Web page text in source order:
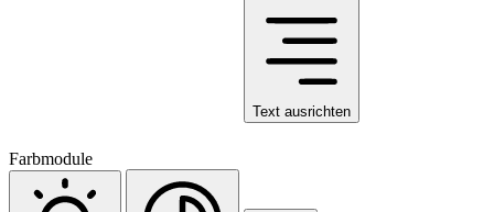
Text ausrichten
Farbmodule